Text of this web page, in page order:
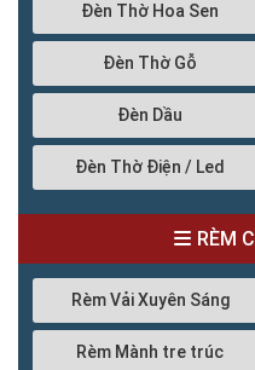
Đèn Thờ Hoa Sen
Đèn Thờ Gỗ
Đèn Dầu
Đèn Thờ Điện / Led
RÈM
Rèm Vải Xuyên Sáng
Rèm Mành tre trúc